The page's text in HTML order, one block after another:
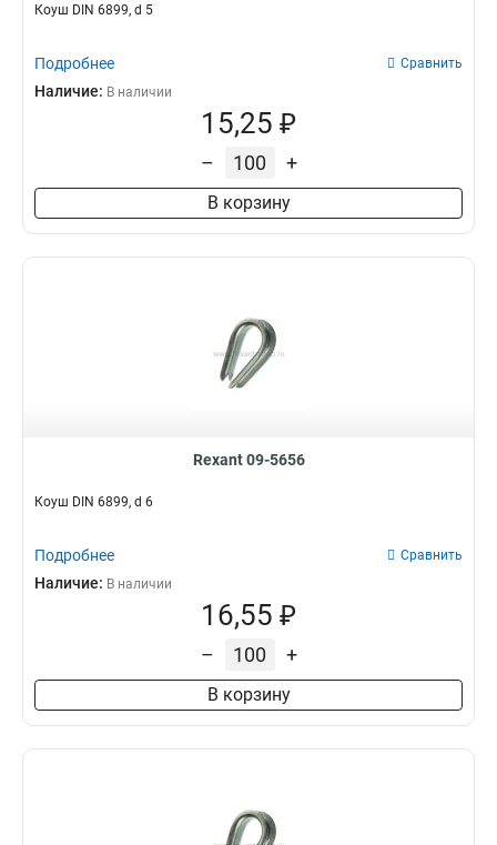
Коуш DIN 6899, d 5
Подробнее Сравнить
Наличие: В наличии
15,25 ₽
– +
В корзину
Rexant 09-5656
Коуш DIN 6899, d 6
Подробнее Сравнить
Наличие: В наличии
16,55 ₽
– +
В корзину